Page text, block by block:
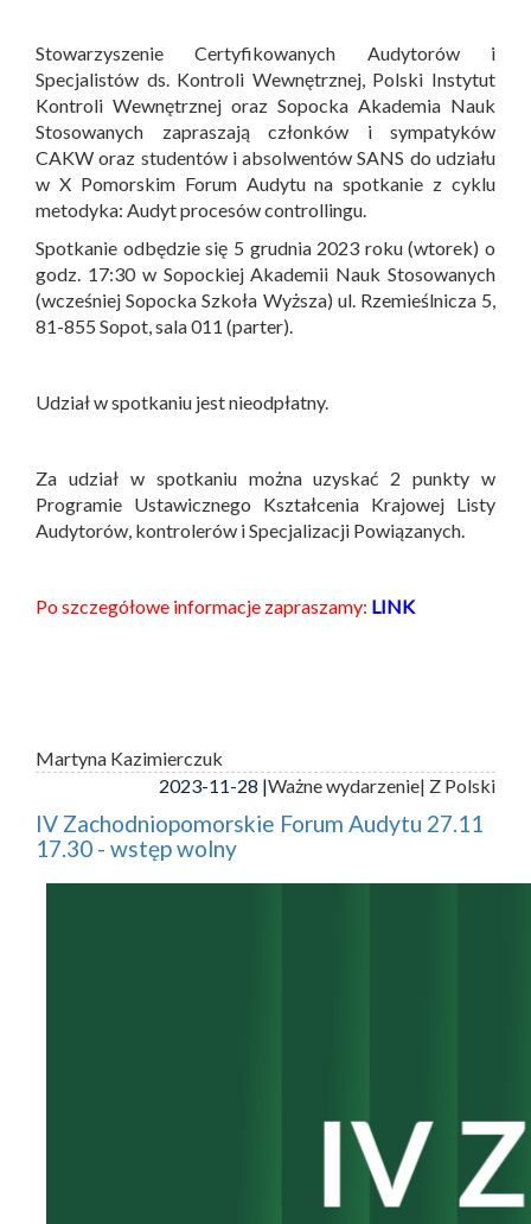
Stowarzyszenie Certyfikowanych Audytorów i
Specjalistów ds. Kontroli Wewnętrznej, Polski Instytut
Kontroli Wewnętrznej oraz Sopocka Akademia Nauk
Stosowanych zapraszają członków i sympatyków
CAKW oraz studentów i absolwentów SANS do udziału
w X Pomorskim Forum Audytu na spotkanie z cyklu
metodyka: Audyt procesów controllingu.
Spotkanie odbędzie się 5 grudnia 2023 roku (wtorek) o
godz. 17:30 w Sopockiej Akademii Nauk Stosowanych
(wcześniej Sopocka Szkoła Wyższa) ul. Rzemieślnicza 5,
81-855 Sopot, sala 011 (parter).
Udział w spotkaniu jest nieodpłatny.
Za udział w spotkaniu można uzyskać 2 punkty w
Programie Ustawicznego Kształcenia Krajowej Listy
Audytorów, kontrolerów i Specjalizacji Powiązanych.
Po szczegółowe informacje zapraszamy: LINK
Martyna Kazimierczuk
2023-11-28 |Ważne wydarzenie| Z Polski
IV Zachodniopomorskie Forum Audytu 27.11
17.30 - wstęp wolny